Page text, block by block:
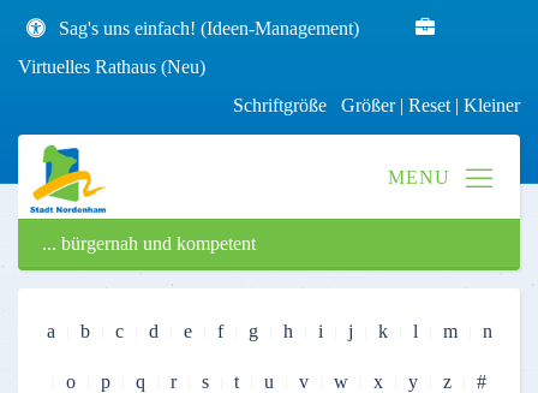
Sag's uns einfach! (Ideen-Management)
Virtuelles Rathaus (Neu)
Schriftgröße Größer| Reset | Kleiner
... bürgernah und kompetent
a b c d e f g h i j k l m n
o p q r s t u v w x y z #